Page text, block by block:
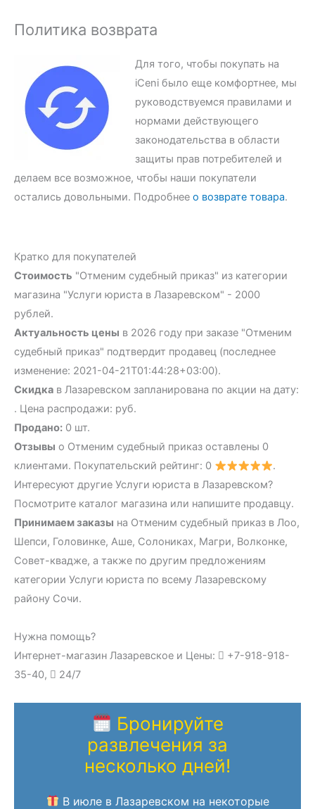
Политика возврата
Для того, чтобы покупать на
iCeni было еще комфортнее, мы
руководствуемся правилами и
нормами действующего
законодательства в области
защиты прав потребителей и
делаем все возможное, чтобы наши покупатели
остались довольными. Подробнее о возврате товара.
Кратко для покупателей
Стоимость "Отменим судебный приказ" из категории
магазина "Услуги юриста в Лазаревском" - 2000
рублей.
Актуальность цены в 2026 году при заказе "Отменим
судебный приказ" подтвердит продавец (последнее
изменение: 2021-04-21T01:44:28+03:00).
Скидка в Лазаревском запланирована по акции на дату:
. Цена распродажи: руб.
Продано: 0 шт.
Отзывы о Отменим судебный приказ оставлены 0
клиентами. Покупательский рейтинг: 0
.
Интересуют другие Услуги юриста в Лазаревском?
Посмотрите каталог магазина или напишите продавцу.
Принимаем заказы на Отменим судебный приказ в Лоо,
Шепси, Головинке, Аше, Солониках, Магри, Волконке,
Совет-квадже, а также по другим предложениям
категории Услуги юриста по всему Лазаревскому
району Сочи.
Нужна помощь?
Интернет-магазин Лазаревское и Цены:
+7-918-918-
35-40,
24/7
Бронируйте
развлечения за
несколько дней!
В июле в Лазаревском на некоторые